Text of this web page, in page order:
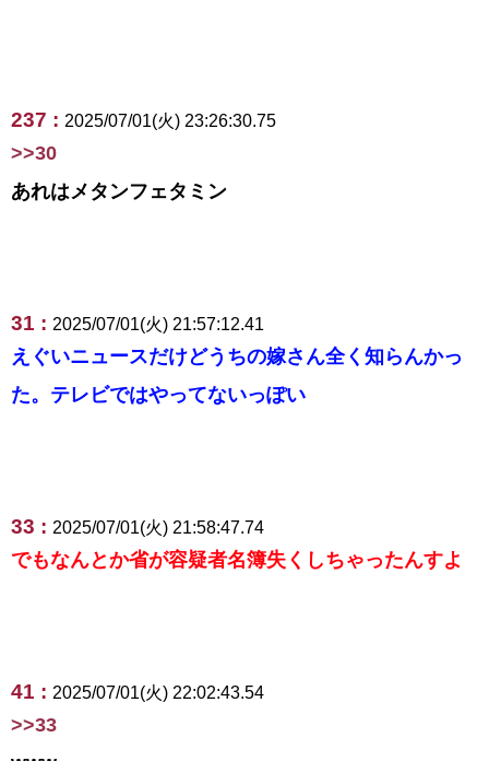
237 : 2025/07/01(火) 23:26:30.75
>>30
あれはメタンフェタミン
31 : 2025/07/01(火) 21:57:12.41
えぐいニュースだけどうちの嫁さん全く知らんかっ
た。テレビではやってないっぽい
33 : 2025/07/01(火) 21:58:47.74
でもなんとか省が容疑者名簿失くしちゃったんすよ
41 : 2025/07/01(火) 22:02:43.54
>>33